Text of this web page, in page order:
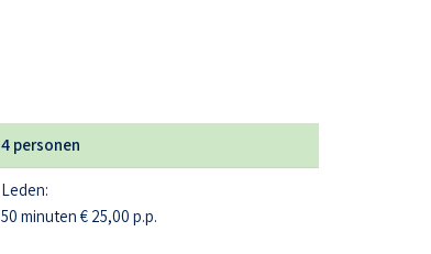
4 personen
Leden:
50 minuten € 25,00 p.p.